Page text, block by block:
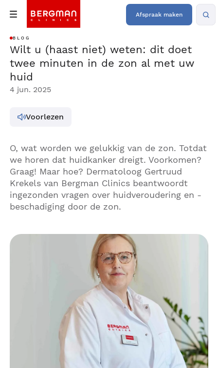
Afspraak maken
BLOG
Wilt u (haast niet) weten: dit doet
twee minuten in de zon al met uw
huid
4 jun. 2025
Voorlezen
O, wat worden we gelukkig van de zon. Totdat
we horen dat huidkanker dreigt. Voorkomen?
Graag! Maar hoe? Dermatoloog Gertruud
Krekels van Bergman Clinics beantwoordt
ingezonden vragen over huidveroudering en -
beschadiging door de zon.